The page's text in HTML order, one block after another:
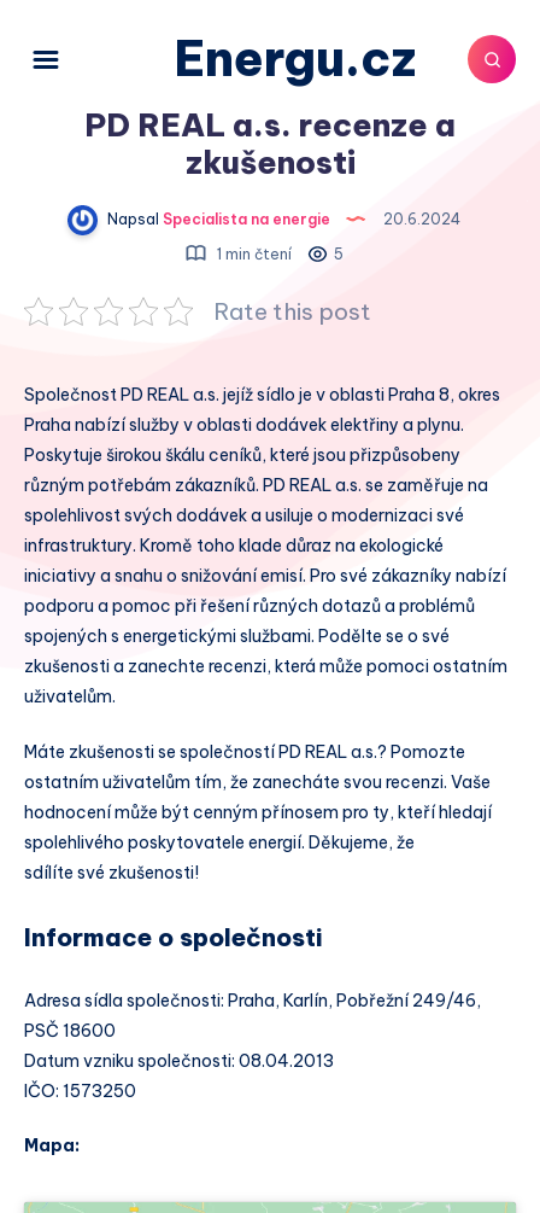
Energu.cz
PD REAL a.s. recenze a
zkušenosti
Napsal Specialista na energie
20.6.2024
1 min čtení
5
Rate this post
Společnost PD REAL a.s. jejíž sídlo je v oblasti Praha 8, okres
Praha nabízí služby v oblasti dodávek elektřiny a plynu.
Poskytuje širokou škálu ceníků, které jsou přizpůsobeny
různým potřebám zákazníků. PD REAL a.s. se zaměřuje na
spolehlivost svých dodávek a usiluje o modernizaci své
infrastruktury. Kromě toho klade důraz na ekologické
iniciativy a snahu o snižování emisí. Pro své zákazníky nabízí
podporu a pomoc při řešení různých dotazů a problémů
spojených s energetickými službami. Podělte se o své
zkušenosti a zanechte recenzi, která může pomoci ostatním
uživatelům.
Máte zkušenosti se společností PD REAL a.s.? Pomozte
ostatním uživatelům tím, že zanecháte svou recenzi. Vaše
hodnocení může být cenným přínosem pro ty, kteří hledají
spolehlivého poskytovatele energií. Děkujeme, že
sdílíte své zkušenosti!
Informace o společnosti
Adresa sídla společnosti: Praha, Karlín, Pobřežní 249/46,
PSČ 18600
Datum vzniku společnosti: 08.04.2013
IČO: 1573250
Mapa: